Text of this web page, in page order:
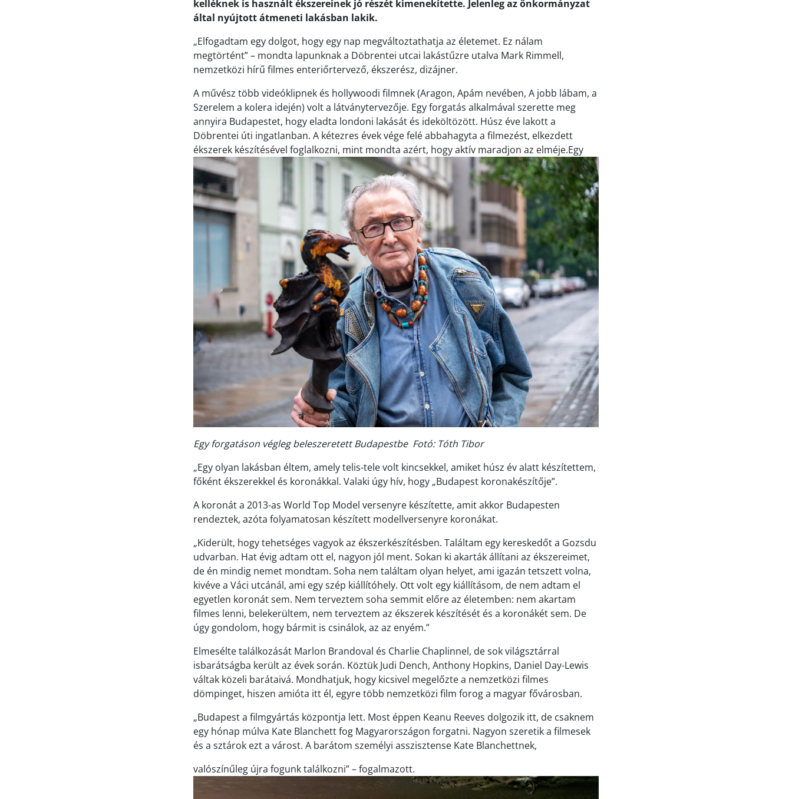
kelléknek is használt ékszereinek jó részét kimenekítette. Jelenleg az önkormányzat
által nyújtott átmeneti lakásban lakik.
„Elfogadtam egy dolgot, hogy egy nap megváltoztathatja az életemet. Ez nálam
megtörtént” – mondta lapunknak a Döbrentei utcai lakástűzre utalva Mark Rimmell,
nemzetközi hírű filmes enteriőrtervező, ékszerész, dizájner.
A művész több videóklipnek és hollywoodi filmnek (Aragon, Apám nevében, A jobb lábam, a
Szerelem a kolera idején) volt a látványtervezője. Egy forgatás alkalmával szerette meg
annyira Budapestet, hogy eladta londoni lakását és ideköltözött. Húsz éve lakott a
Döbrentei úti ingatlanban. A kétezres évek vége felé abbahagyta a filmezést, elkezdett
ékszerek készítésével foglalkozni, mint mondta azért, hogy aktív maradjon az elméje.Egy
Egy forgatáson végleg beleszeretett Budapestbe Fotó: Tóth Tibor
„Egy olyan lakásban éltem, amely telis-tele volt kincsekkel, amiket húsz év alatt készítettem,
főként ékszerekkel és koronákkal. Valaki úgy hív, hogy „Budapest koronakészítője”.
A koronát a 2013-as World Top Model versenyre készítette, amit akkor Budapesten
rendeztek, azóta folyamatosan készített modellversenyre koronákat.
„Kiderült, hogy tehetséges vagyok az ékszerkészítésben. Találtam egy kereskedőt a Gozsdu
udvarban. Hat évig adtam ott el, nagyon jól ment. Sokan ki akarták állítani az ékszereimet,
de én mindig nemet mondtam. Soha nem találtam olyan helyet, ami igazán tetszett volna,
kivéve a Váci utcánál, ami egy szép kiállítóhely. Ott volt egy kiállításom, de nem adtam el
egyetlen koronát sem. Nem terveztem soha semmit előre az életemben: nem akartam
filmes lenni, belekerültem, nem terveztem az ékszerek készítését és a koronákét sem. De
úgy gondolom, hogy bármit is csinálok, az az enyém.”
Elmesélte találkozását Marlon Brandoval és Charlie Chaplinnel, de sok világsztárral
isbarátságba került az évek során. Köztük Judi Dench, Anthony Hopkins, Daniel Day-Lewis
váltak közeli barátaivá. Mondhatjuk, hogy kicsivel megelőzte a nemzetközi filmes
dömpinget, hiszen amióta itt él, egyre több nemzetközi film forog a magyar fővárosban.
„Budapest a filmgyártás központja lett. Most éppen Keanu Reeves dolgozik itt, de csaknem
egy hónap múlva Kate Blanchett fog Magyarországon forgatni. Nagyon szeretik a filmesek
és a sztárok ezt a várost. A barátom személyi asszisztense Kate Blanchettnek,
valószínűleg újra fogunk találkozni” – fogalmazott.